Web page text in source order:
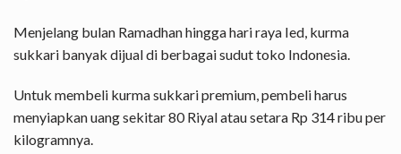
Menjelang bulan Ramadhan hingga hari raya Ied, kurma
sukkari banyak dijual di berbagai sudut toko Indonesia.
Untuk membeli kurma sukkari premium, pembeli harus
menyiapkan uang sekitar 80 Riyal atau setara Rp 314 ribu per
kilogramnya.